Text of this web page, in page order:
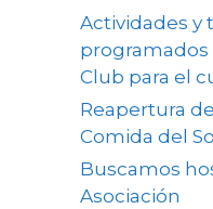
Actividades y
programados
Club para el
Reapertura
Comida del
Buscamos
Asociación